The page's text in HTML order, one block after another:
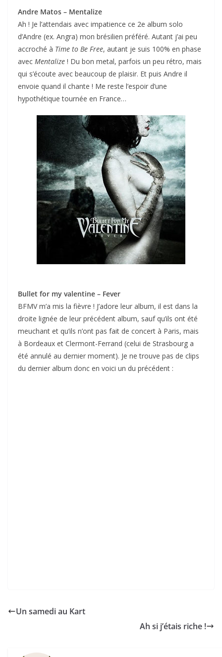
Andre Matos – Mentalize
Ah ! Je l’attendais avec impatience ce 2e album solo
d’Andre (ex. Angra) mon brésilien préféré. Autant j’ai peu
accroché à Time to Be Free, autant je suis 100% en phase
avec Mentalize ! Du bon metal, parfois un peu rétro, mais
qui s’écoute avec beaucoup de plaisir. Et puis Andre il
envoie quand il chante ! Me reste l’espoir d’une
hypothétique tournée en France…
Bullet for my valentine – Fever
BFMV m’a mis la fièvre ! J’adore leur album, il est dans la
droite lignée de leur précédent album, sauf qu’ils ont été
meuchant et qu’ils n’ont pas fait de concert à Paris, mais
à Bordeaux et Clermont-Ferrand (celui de Strasbourg a
été annulé au dernier moment). Je ne trouve pas de clips
du dernier album donc en voici un du précédent :
Un samedi au Kart
Ah si j’étais riche !